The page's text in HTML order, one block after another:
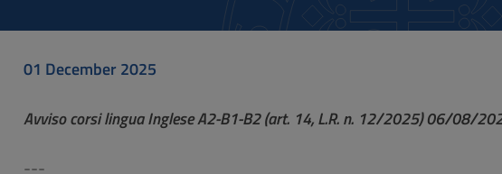
01 December 2025
Avviso corsi lingua Inglese A2-B1-B2 (art. 14, L.R. n. 12/2025) 06/08/
---